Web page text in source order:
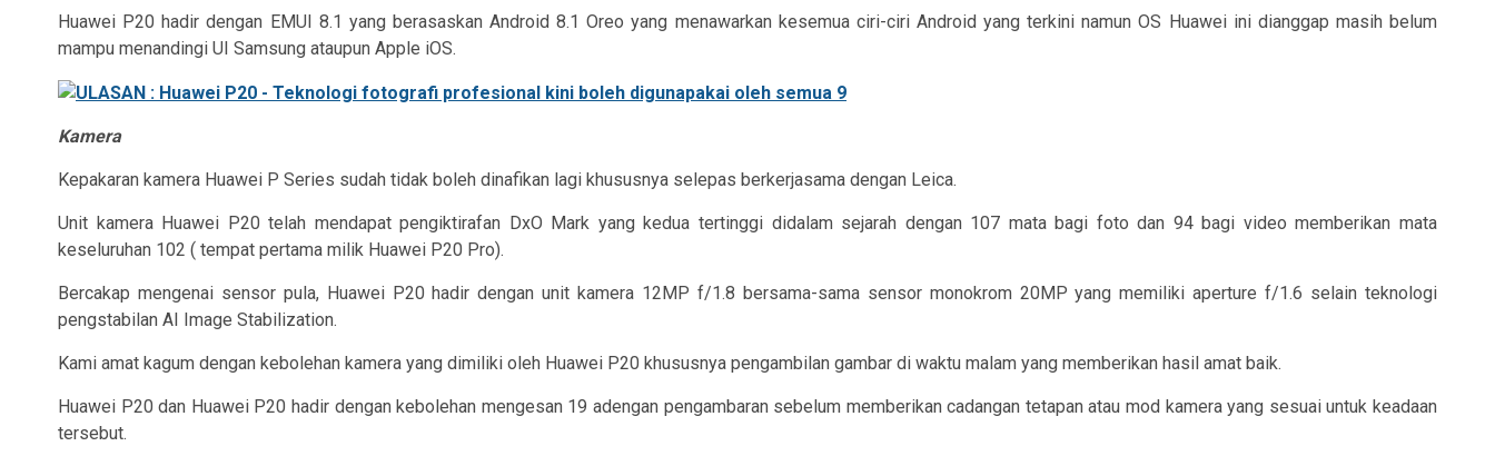
Huawei P20 hadir dengan EMUI 8.1 yang berasaskan Android 8.1 Oreo yang menawarkan kesemua ciri-ciri Android yang terkini namun OS Huawei ini dianggap masih belum
mampu menandingi UI Samsung ataupun Apple iOS.
Kamera
Kepakaran kamera Huawei P Series sudah tidak boleh dinafikan lagi khususnya selepas berkerjasama dengan Leica.
Unit kamera Huawei P20 telah mendapat pengiktirafan DxO Mark yang kedua tertinggi didalam sejarah dengan 107 mata bagi foto dan 94 bagi video memberikan mata
keseluruhan 102 ( tempat pertama milik Huawei P20 Pro).
Bercakap mengenai sensor pula, Huawei P20 hadir dengan unit kamera 12MP f/1.8 bersama-sama sensor monokrom 20MP yang memiliki aperture f/1.6 selain teknologi
pengstabilan AI Image Stabilization.
Kami amat kagum dengan kebolehan kamera yang dimiliki oleh Huawei P20 khususnya pengambilan gambar di waktu malam yang memberikan hasil amat baik.
Huawei P20 dan Huawei P20 hadir dengan kebolehan mengesan 19 adengan pengambaran sebelum memberikan cadangan tetapan atau mod kamera yang sesuai untuk keadaan
tersebut.